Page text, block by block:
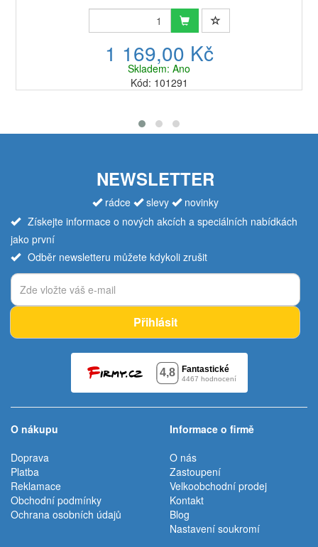
1 169,00 Kč
Skladem: Ano
Kód: 101291
NEWSLETTER
rádce slevy
novinky
Získejte informace o nových akcích a speciálních nabídkách
jako první
Odběr newsletteru můžete kdykoli zrušit
Přihlásit
O nákupu
Doprava
Platba
Reklamace
Obchodní podmínky
Ochrana osobních údajů
Informace o firmě
O nás
Zastoupení
Velkoobchodní prodej
Kontakt
Blog
Nastavení soukromí